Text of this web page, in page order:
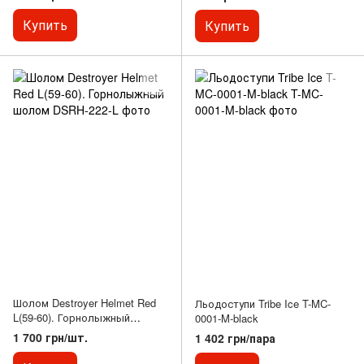
Купить Купить
Шолом Destroyer Helmet Red
L(59-60). Горнолыжный
шолом
1 700 грн/шт.
Льодоступи Tribe Ice T-MC-
0001-M-black
1 402 грн/пара